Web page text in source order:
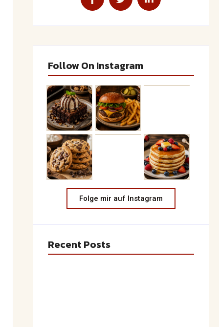
Follow On Instagram
Folge mir auf Instagram
Recent Posts